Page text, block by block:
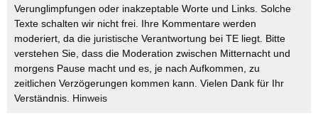
Verunglimpfungen oder inakzeptable Worte und Links. Solche
Texte schalten wir nicht frei. Ihre Kommentare werden
moderiert, da die juristische Verantwortung bei TE liegt. Bitte
verstehen Sie, dass die Moderation zwischen Mitternacht und
morgens Pause macht und es, je nach Aufkommen, zu
zeitlichen Verzögerungen kommen kann. Vielen Dank für Ihr
Verständnis. Hinweis